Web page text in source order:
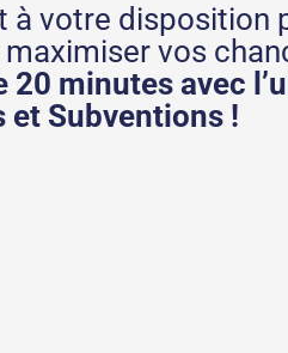
à votre disposition
vos
20 minutes avec
et Subventions !